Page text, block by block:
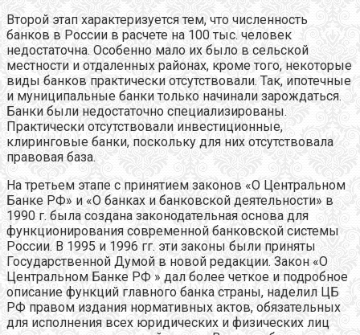
Второй этап характеризуется тем, что численность
банков в России в расчете на 100 тыс. человек
недостаточна. Особенно мало их было в сельской
местности и отдаленных районах, кроме того, некоторые
виды банков практически отсутствовали. Так, ипотечные
и муниципальные банки только начинали зарождаться.
Банки были недостаточно специализированы.
Практически отсутствовали инвестиционные,
клиринговые банки, поскольку для них отсутствовала
правовая база.
На третьем этапе с принятием законов «О Центральном
Банке РФ» и «О банках и банковской деятельности» в
1990 г. была создана законодательная основа для
функционирования современной банковской системы
России. В 1995 и 1996 гг. эти законы были приняты
Государственной Думой в новой редакции. Закон «О
Центральном Банке РФ » дал более четкое и подробное
описание функций главного банка страны, наделил ЦБ
РФ правом издания нормативных актов, обязательных
для исполнения всех юридических и физических лиц